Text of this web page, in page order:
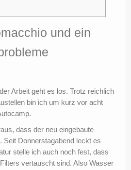
und ein
Arbeit geht es los. Trotz reichlich
bin ich um kurz vor acht
dass der neu eingebaute
Seit Donnerstagabend leckt es
stelle ich auch noch fest, dass
vertauscht sind. Also Wasser